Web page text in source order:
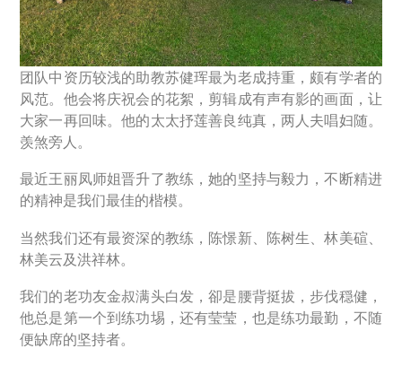
团队中资历较浅的助教苏健珲最为老成持重，颇有学者的
风范。他会将庆祝会的花絮，剪辑成有声有影的画面，让
大家一再回味。他的太太抒莲善良纯真，两人夫唱妇随。
羡煞旁人。
最近王丽凤师姐晋升了教练，她的坚持与毅力，不断精进
的精神是我们最佳的楷模。
当然我们还有最资深的教练，陈憬新、陈树生、林美碹、
林美云及洪祥林。
我们的老功友金叔满头白发，卻是腰背挺拔，步伐穏健，
他总是第一个到练功埸，还有莹莹，也是练功最勤，不随
便缺席的坚持者。